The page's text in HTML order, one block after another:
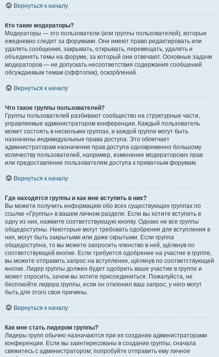
Вернуться к началу
Кто такие модераторы?
Модераторы — это пользователи (или группы пользователей), которые
ежедневно следят за форумами. Они имеют право редактировать или
удалять сообщения, закрывать, открывать, перемещать, удалять и
объединять темы на форуме, за который они отвечают. Основные задачи
модераторов — не допускать несоответствия содержания сообщений
обсуждаемым темам (оффтопик), оскорблений.
Вернуться к началу
Что такое группы пользователей?
Группы пользователей разбивают сообщество на структурные части,
управляемые администратором конференции. Каждый пользователь
может состоять в нескольких группах, и каждой группе могут быть
назначены индивидуальные права доступа. Это облегчает
администраторам назначение прав доступа одновременно большому
количеству пользователей, например, изменение модераторских прав
или предоставление пользователям доступа к приватным форумам.
Вернуться к началу
Где находятся группы и как мне вступить в них?
Вы можете получить информацию обо всех существующих группах по
ссылке «Группы» в вашем личном разделе. Если вы хотите вступить в
одну из них, нажмите соответствующую кнопку. Однако не все группы
общедоступны. Некоторые могут требовать одобрения для вступления в
них, могут быть закрытыми или даже скрытыми. Если группа
общедоступна, то вы можете запросить членство в ней, щёлкнув по
соответствующей кнопке. Если требуется одобрение на участие в группе,
вы можете отправить запрос на вступление, щёлкнув по соответствующей
кнопке. Лидер группы должен будет одобрить ваше участие в группе и
может спросить, зачем вы хотите присоединиться. Пожалуйста, не
беспокойте лидера группы, если он отклонил ваш запрос; у него могут
быть для этого свои причины.
Вернуться к началу
Как мне стать лидером группы?
Лидеры групп обычно назначаются при их создании администраторами
конференции. Если вы заинтересованы в создании группы, сначала
свяжитесь с администратором; попробуйте отправить ему личное